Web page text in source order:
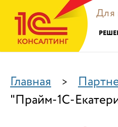
Для
Главная >
"Прайм-1С-